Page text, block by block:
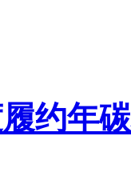
约年